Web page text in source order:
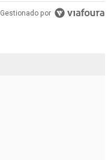
Gestionado por